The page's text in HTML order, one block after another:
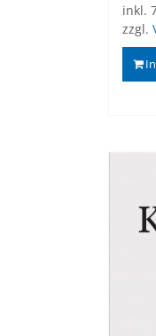
inkl.
zzgl.